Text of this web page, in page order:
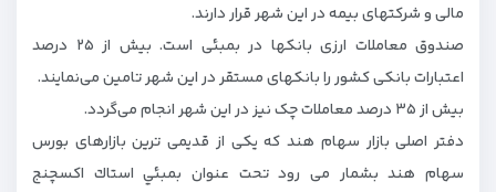
مالی و شرکتهای بیمه در این شهر قرار دارند.
صندوق معاملات ارزی بانکها در بمبئی است. بیش از ۲۵ درصد
اعتبارات بانکی کشور را بانکهای مستقر در این شهر تامین می‌نمایند.
بیش از ۳۵ درصد معاملات چک نیز در این شهر انجام می‌گردد.
دفتر اصلی بازار سهام هند که یکی از قدیمی ترین بازارهای بورس
سهام هند بشمار می رود تحت عنوان بمبئي استاك اكسچنج